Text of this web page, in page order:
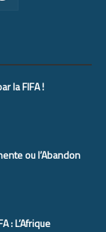
la FIFA !
ou l’Abandon
: L’Afrique